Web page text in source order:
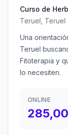
Curso de
Teruel, Teruel
Una
Teruel
Fitoterapia y
lo necesiten.
ONLINE